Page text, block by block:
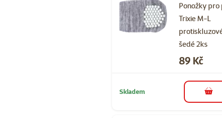
Ponožky pro
Trixie M-L
šedé 2ks
Cena
89 Kč
Skladem do